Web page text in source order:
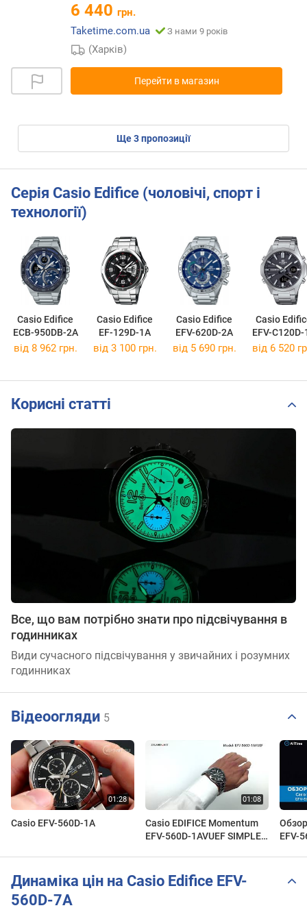
6 440 грн.
Taketime.com.ua
З нами 9 років
(Харків)
Перейти в магазин
ще3пропозиції
Серія Casio Edifice (чоловічі, спорт і
технології)
Casio Edifice
ECB-950DB-2A
Casio Edifice
EF-129D-1A
Casio Edifice
EFV-620D-2A
Casio
EFV-C120D-
від 8 962 грн. від 3 100 грн. від 5 690 грн. від 6 520
Корисні статті
Все, що вам потрібно знати про підсвічування в
годинниках
Види сучасного підсвічування у звичайних і розумних
годинниках
Відеоогляди 5
Casio EFV-560D-1A
Casio EDIFICE Momentum
EFV-560D-1AVUEF SIMPLE
EFV-
Динаміка цін на Casio Edifice EFV-
560D-7A